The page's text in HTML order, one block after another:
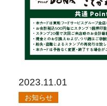
2023.11.01
お知らせ